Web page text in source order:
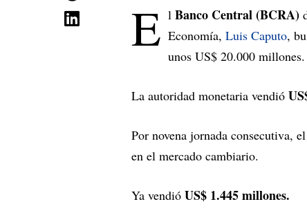
E l Banco Central (BCRA)
Economía, Luis Caputo,
unos US$ 20.000 millones.
La autoridad monetaria vendió
Por novena jornada consecutiva,
en el mercado cambiario.
Ya vendió US$ 1.445 millones.